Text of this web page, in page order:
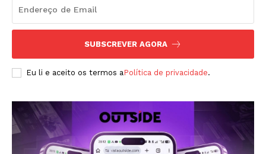
SUBSCREVER AGORA
Eu li e aceito os termos aPolítica de privacidade.